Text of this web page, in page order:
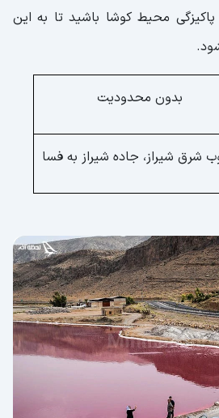
محیط کوشا باشید تا به این
بدون محدودیت
شرق شیراز، جاده شیراز به فسا